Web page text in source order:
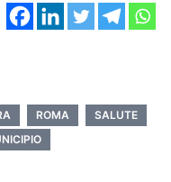
ROMA
SALUTE